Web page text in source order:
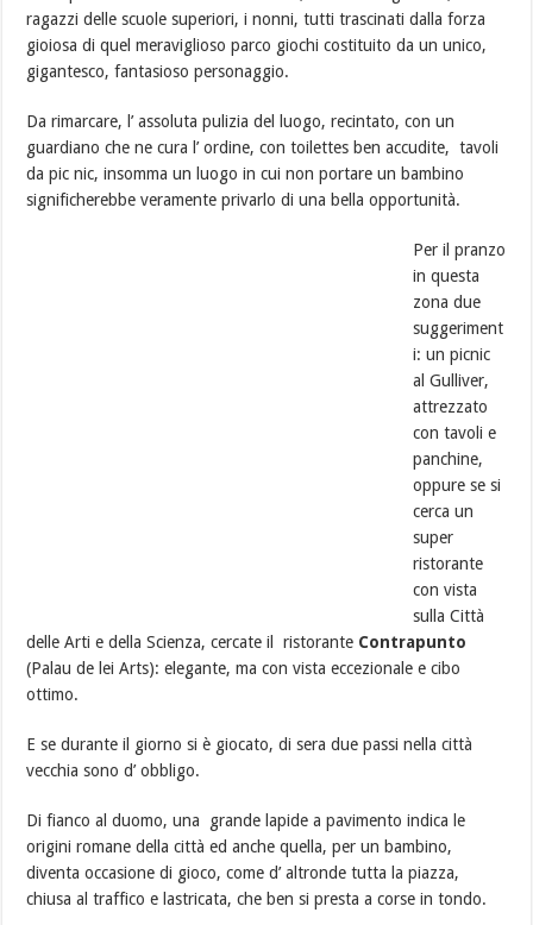
ragazzi delle scuole superiori, i nonni, tutti trascinati dalla forza
gioiosa di quel meraviglioso parco giochi costituito da un unico,
gigantesco, fantasioso personaggio.
Da rimarcare, l’ assoluta pulizia del luogo, recintato, con un
guardiano che ne cura l’ ordine, con toilettes ben accudite, tavoli
da pic nic, insomma un luogo in cui non portare un bambino
significherebbe veramente privarlo di una bella opportunità.
Per il pranzo
in questa
zona due
suggeriment
i: un picnic
al Gulliver,
attrezzato
con tavoli e
panchine,
oppure se si
cerca un
super
ristorante
con vista
sulla Città
delle Arti e della Scienza, cercate il ristorante Contrapunto
(Palau de lei Arts): elegante, ma con vista eccezionale e cibo
ottimo.
E se durante il giorno si è giocato, di sera due passi nella città
vecchia sono d’ obbligo.
Di fianco al duomo, una grande lapide a pavimento indica le
origini romane della città ed anche quella, per un bambino,
diventa occasione di gioco, come d’ altronde tutta la piazza,
chiusa al traffico e lastricata, che ben si presta a corse in tondo.